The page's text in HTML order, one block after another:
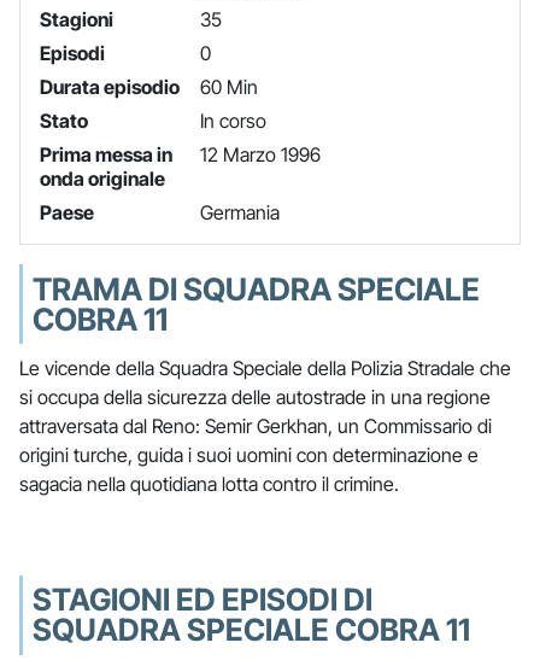
Stagioni
35
Episodi
0
Durata episodio
60 Min
Stato
In corso
Prima messa in
onda originale
12 Marzo 1996
Paese Germania
TRAMA DI SQUADRA SPECIALE
COBRA 11
Le vicende della Squadra Speciale della Polizia Stradale che
si occupa della sicurezza delle autostrade in una regione
attraversata dal Reno: Semir Gerkhan, un Commissario di
origini turche, guida i suoi uomini con determinazione e
sagacia nella quotidiana lotta contro il crimine.
STAGIONI ED EPISODI DI
SQUADRA SPECIALE COBRA 11